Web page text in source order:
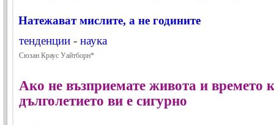
Натежават мислите, а не годините
тенденции - наука
Сюзан Краус Уайтборн*
Ако не възприемате живота и времето
дълголетието ви е сигурно